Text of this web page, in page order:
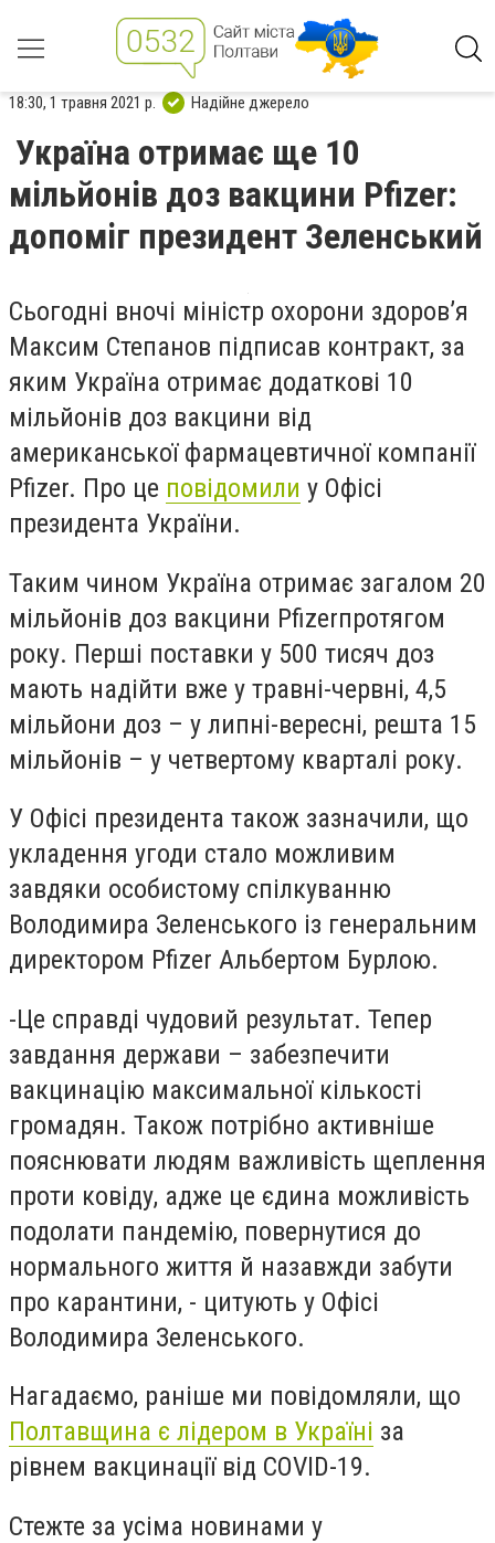
18:30, 1 травня 2021 р. Надійне джерело
Україна отримає ще 10
мільйонів доз вакцини Pfizer:
допоміг президент Зеленський
Сьогодні вночі міністр охорони здоров’я
Максим Степанов підписав контракт, за
яким Україна отримає додаткові 10
мільйонів доз вакцини від
американської фармацевтичної компанії
Pfizer. Про це повідомили у Офісі
президента України.
Таким чином Україна отримає загалом 20
мільйонів доз вакцини Pfizerпротягом
року. Перші поставки у 500 тисяч доз
мають надійти вже у травні-червні, 4,5
мільйони доз – у липні-вересні, решта 15
мільйонів – у четвертому кварталі року.
У Офісі президента також зазначили, що
укладення угоди стало можливим
завдяки особистому спілкуванню
Володимира Зеленського із генеральним
директором Pfizer Альбертом Бурлою.
-Це справді чудовий результат. Тепер
завдання держави – забезпечити
вакцинацію максимальної кількості
громадян. Також потрібно активніше
пояснювати людям важливість щеплення
проти ковіду, адже це єдина можливість
подолати пандемію, повернутися до
нормального життя й назавжди забути
про карантини, - цитують у Офісі
Володимира Зеленського.
Нагадаємо, раніше ми повідомляли, що
Полтавщина є лідером в Україні за
рівнем вакцинації від COVID-19.
Стежте за усіма новинами у